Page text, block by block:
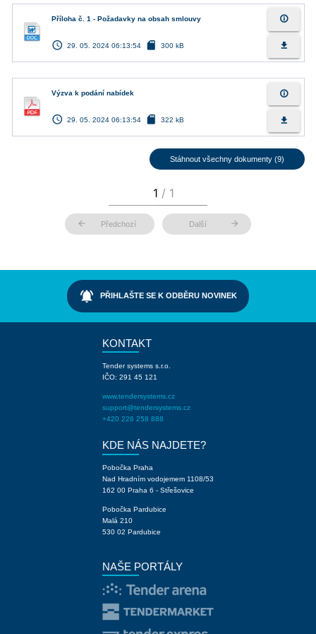
Příloha č. 1 - Požadavky na obsah smlouvy
access_time 29. 05. 2024 06:13:54 sd_card 300 kB
info_outline
file_download
Výzva k podání nabídek
access_time 29. 05. 2024 06:13:54 sd_card 322 kB
info_outline
file_download
Stáhnout všechny dokumenty (9)
arrow_back Předchozí Další arrow_forward
notifications_active PŘIHLAŠTE SE K ODBĚRU NOVINEK
KONTAKT
Tender systems s.r.o.
IČO: 291 45 121
www.tendersystems.cz
support@tendersystems.cz
+420 226 258 888
KDE NÁS NAJDETE?
Pobočka Praha
Nad Hradním vodojemem 1108/53
162 00 Praha 6 - Střešovice
Pobočka Pardubice
Malá 210
530 02 Pardubice
NAŠE PORTÁLY